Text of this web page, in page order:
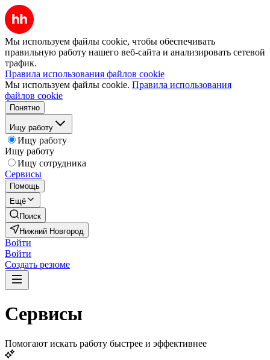
Мы используем файлы cookie, чтобы обеспечивать
правильную работу нашего веб-сайта и анализировать сетевой
трафик.
Правила использования файлов cookie
Мы используем файлы cookie. Правила использования
файлов cookie
Понятно
Ищу работу
Ищу работу
Ищу работу
Ищу сотрудника
Сервисы
Помощь
Ещё
Поиск
Нижний Новгород
Войти
Войти
Создать резюме
Сервисы
Помогают искать работу быстрее и эффективнее